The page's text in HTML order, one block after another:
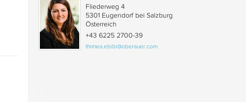
Fliederweg 4
5301 Eugendorf bei Salzburg
Österreich
+43 6225 2700-39
thimea.ebibi@oberauer.com